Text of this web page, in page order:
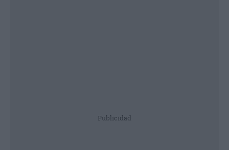
Publicidad